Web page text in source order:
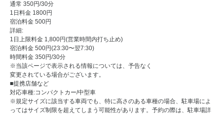
通常 350円/30分
1日料金 1800円
宿泊料金 500円
詳細:
1日上限料金 1,800円(営業時間内打ち止め)
宿泊料金 500円(23:30〜翌7:30)
時間料金 350円/30分
※当該ページで表示される情報については、予告なく
変更されている場合がございます。
■提携店舗など
対応車種:コンパクトカー/中型車
※規定サイズに該当する車両でも、特に高さのある車種の場合、駐車場によ
ってはサイズ制限を超えてしまう可能性があります。予約の際は、駐車場詳